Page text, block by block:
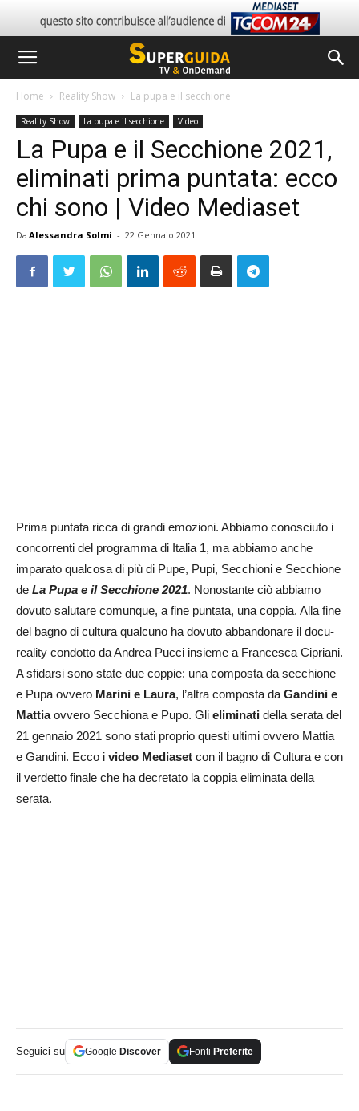
Home Reality Show La pupa e il secchione
Reality Show La pupa e il secchione Video
La Pupa e il Secchione 2021,
eliminati prima puntata: ecco
chi sono | Video Mediaset
Da Alessandra Solmi - 22 Gennaio 2021
Prima puntata ricca di grandi emozioni. Abbiamo conosciuto i
concorrenti del programma di Italia 1, ma abbiamo anche
imparato qualcosa di più di Pupe, Pupi, Secchioni e Secchione
de La Pupa e il Secchione 2021. Nonostante ciò abbiamo
dovuto salutare comunque, a fine puntata, una coppia. Alla fine
del bagno di cultura qualcuno ha dovuto abbandonare il docu-
reality condotto da Andrea Pucci insieme a Francesca Cipriani.
A sfidarsi sono state due coppie: una composta da secchione
e Pupa ovvero Marini e Laura, l’altra composta daGandini e
Mattiaovvero Secchiona e Pupo. Gli eliminati della serata del
21 gennaio 2021 sono stati proprio questi ultimi ovvero Mattia
e Gandini. Ecco i video Mediaset con il bagno di Cultura e con
il verdetto finale che ha decretato la coppia eliminata della
serata.
Seguici su Google Discover Fonti Preferite